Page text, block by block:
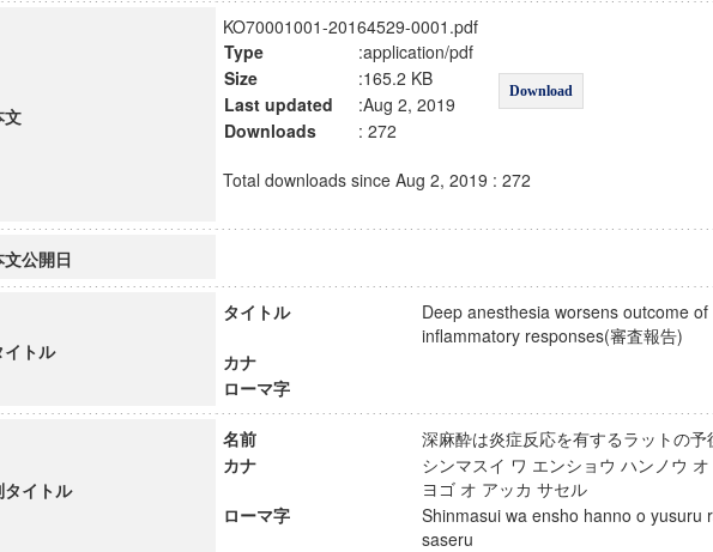
研究科
文
KO70001001-20164529-0001.pdf
Type
:application/pdf
Download
Size
:165.2 KB
Last updated
:Aug 2, 2019
Downloads
: 272
Total downloads since Aug 2, 2019 : 272
文公開日
イトル
タイトル
Deep anesthesia worsens outcome of
inflammatory responses(審査報告)
カナ
ローマ字
タイトル
名前
深麻酔は炎症反応を有するラットの
カナ
シンマスイ ワ エンショウ ハンノウ
ヨゴ オ アッカ サセル
ローマ字
Shinmasui wa ensho hanno o yusuru
saseru